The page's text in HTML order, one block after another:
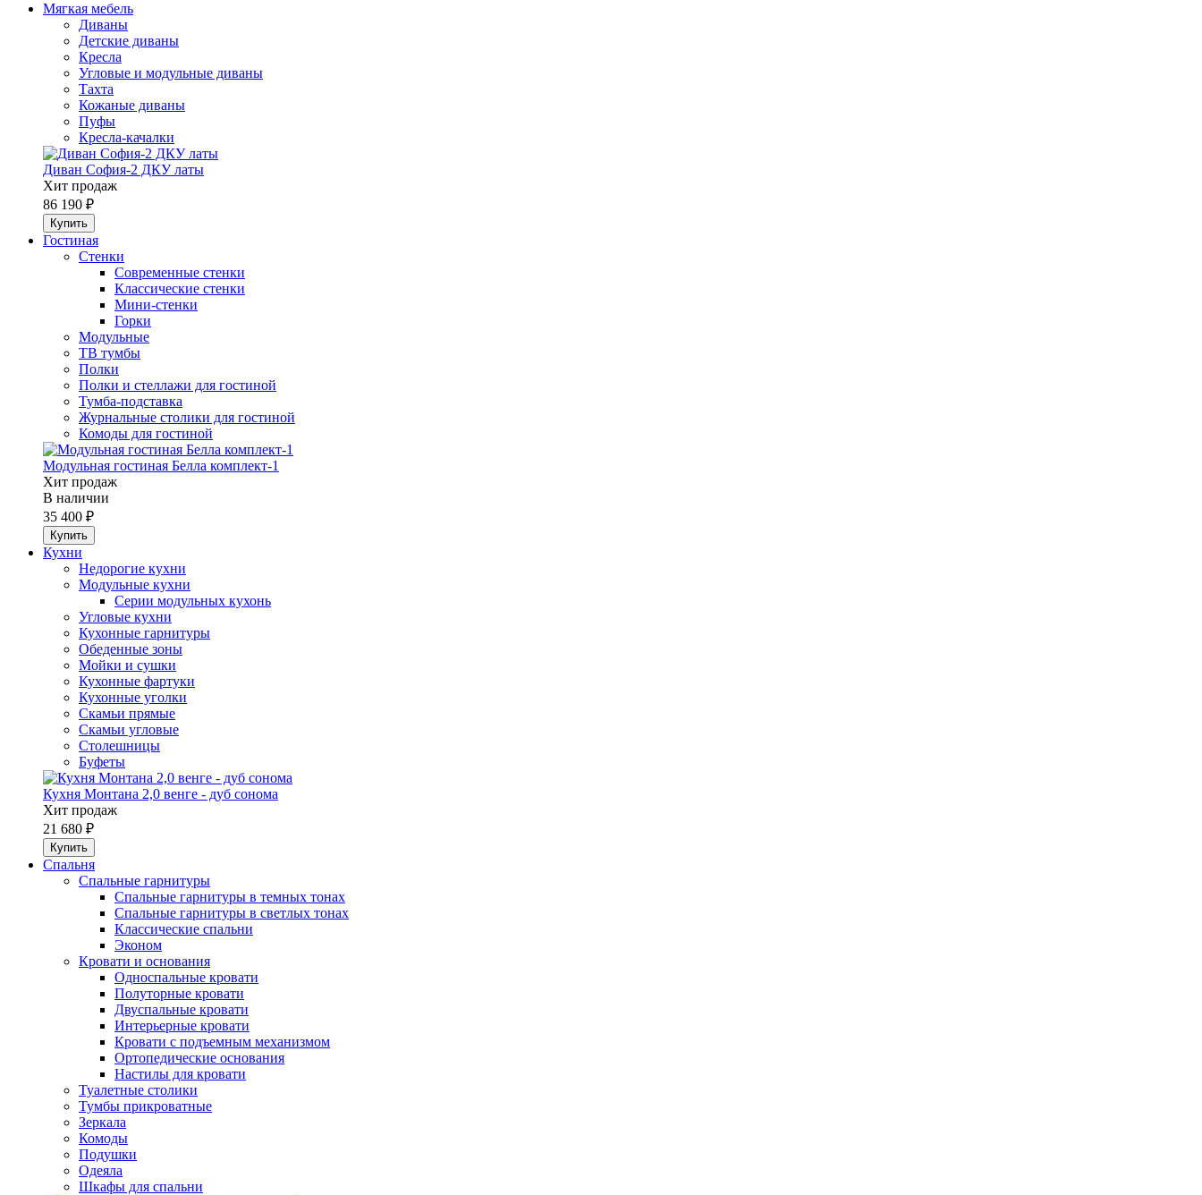
Мягкая мебель
Диваны
Детские диваны
Кресла
Угловые и модульные диваны
Тахта
Кожаные диваны
Пуфы
Кресла-качалки
Диван София-2 ДКУ латы
Хит продаж
86 190 ₽
Гостиная
Стенки
Современные стенки
Классические стенки
Мини-стенки
Горки
Модульные
ТВ тумбы
Полки
Полки и стеллажи для гостиной
Тумба-подставка
Журнальные столики для гостиной
Комоды для гостиной
Модульная гостиная Белла комплект-1
Хит продаж
В наличии
35 400 ₽
Кухни
Недорогие кухни
Модульные кухни
Серии модульных кухонь
Угловые кухни
Кухонные гарнитуры
Обеденные зоны
Мойки и сушки
Кухонные фартуки
Кухонные уголки
Скамьи прямые
Скамьи угловые
Столешницы
Буфеты
Кухня Монтана 2,0 венге - дуб сонома
Хит продаж
21 680 ₽
Спальня
Спальные гарнитуры
Спальные гарнитуры в темных тонах
Спальные гарнитуры в светлых тонах
Классические спальни
Эконом
Кровати и основания
Односпальные кровати
Полуторные кровати
Двуспальные кровати
Интерьерные кровати
Кровати с подъемным механизмом
Ортопедические основания
Настилы для кровати
Туалетные столики
Тумбы прикроватные
Зеркала
Комоды
Подушки
Одеяла
Шкафы для спальни